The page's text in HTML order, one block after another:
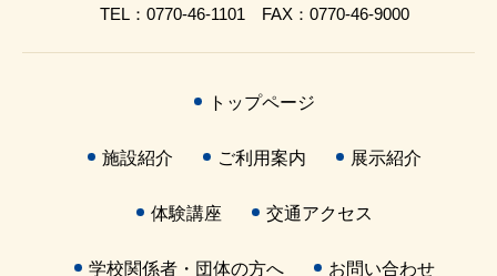
TEL：0770-46-1101 FAX：0770-46-9000
トップページ
施設紹介 ご利用案内 展示紹介
体験講座 交通アクセス
学校関係者・団体の方へ お問い合わせ